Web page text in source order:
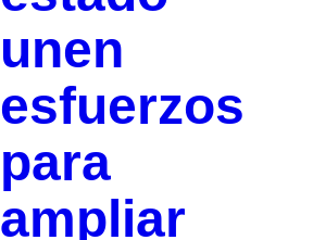
unen
esfuerzos
para
ampliar